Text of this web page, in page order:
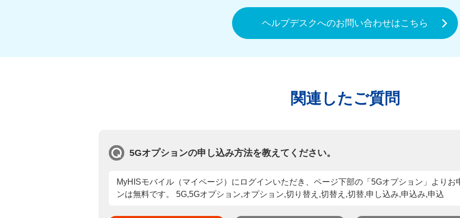
ヘルプデスクへのお問い合わせはこちら
関連したご質問
5Gオプションの申し込み方法を教えてください。
MyHISモバイル（マイページ）にログインいただき、ページ下部の「5Gオプション」よりお
ンは無料です。 5G,5Gオプション,オプション,切り替え,切替え,切替,申し込み,申込み,申込